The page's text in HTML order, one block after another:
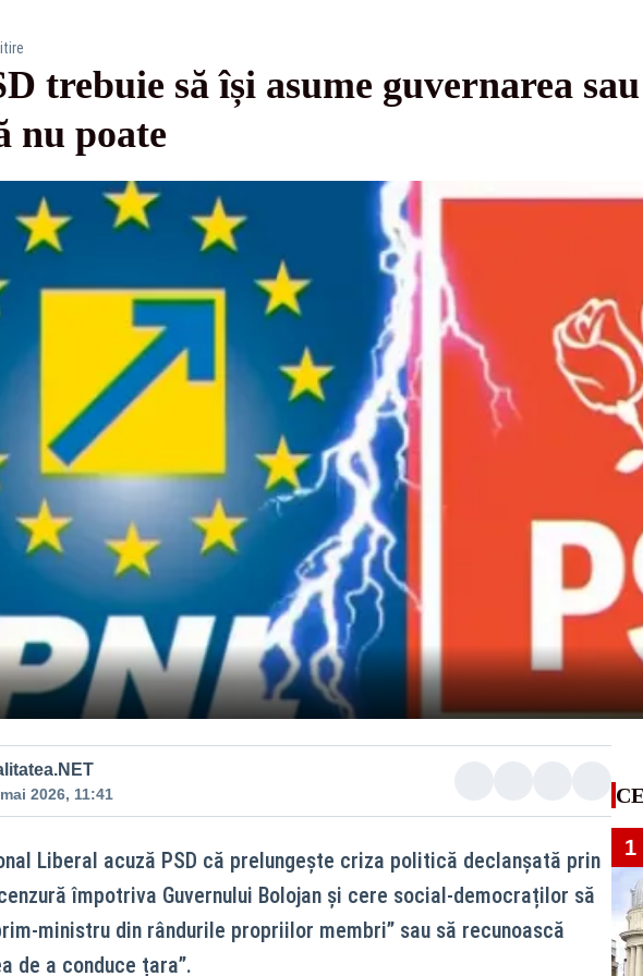
trebuie să își asume guvernarea
nu poate
2026, 11:41
Liberal acuză PSD că prelungește criza politică declanșată prin
împotriva Guvernului Bolojan și cere social‑democraților să
din rândurile propriilor membri” sau să recunoască
de a conduce țara”.
1